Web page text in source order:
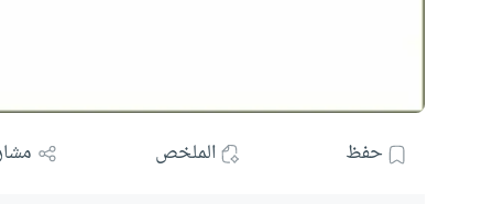
حفظ الملخص